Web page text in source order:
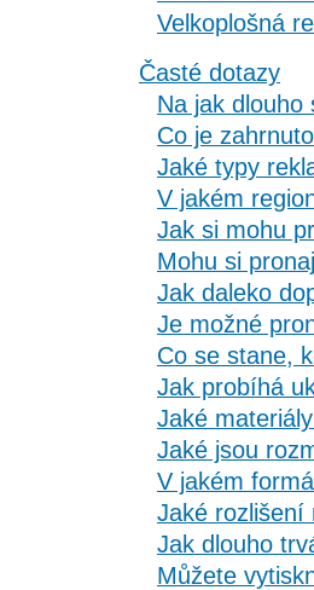
Velkoplošná
Časté dotazy
Na jak
Co je
Jaké typy
V jakém
Jak si mohu
Mohu si
Jak daleko
Je možné
Co se stane,
Jak probíhá
Jaké
Jaké jsou
V jakém
Jaké rozlišení
Jak dlouho
Můžete